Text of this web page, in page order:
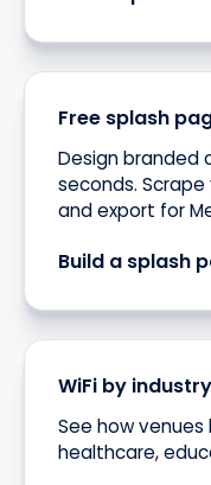
Free splash
Design branded
seconds.
and export for
Build a splash
WiFi by industry
See how venues
healthcare,